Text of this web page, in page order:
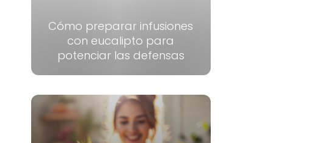
Cómo preparar infusiones
con eucalipto para
potenciar las defensas